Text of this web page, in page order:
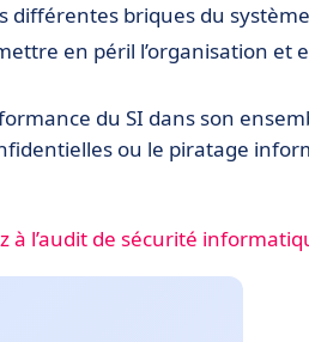
différentes briques du
en péril l’organisation et
du SI dans son
ou le piratage
à l’audit de sécurité